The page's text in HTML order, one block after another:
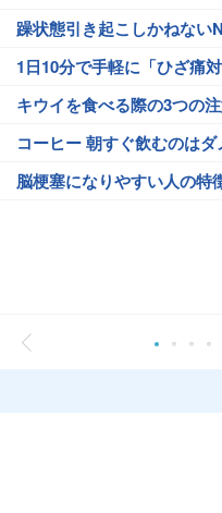
躁状態引き起こしかねない
1日10分で手軽に「ひざ痛対
キウイを食べる際の3つの
コーヒー 朝すぐ飲むのはダ
脳梗塞になりやすい人の特